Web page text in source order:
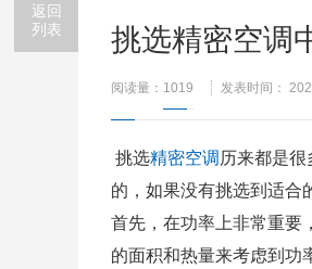
返回
列表
挑选精密空调
阅读量： 1019 发表时间：
挑选精密空调 历来都是
的，如果没有挑选到适合
首先，在功率上非常重要
的面积和热量来考虑到功